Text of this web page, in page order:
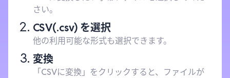
さい。
CSV(.csv) を選択
他の利用可能な形式も選択できます。
変換
「CSVに変換」をクリックすると、ファイルが